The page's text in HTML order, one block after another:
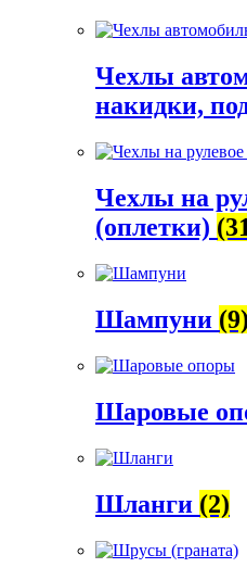
Чехлы
накидки,
Чехлы на
(оплетки)
Шампуни (9)
Шаровые
Шланги (2)